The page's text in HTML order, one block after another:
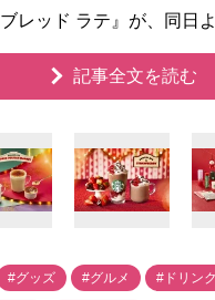
ブレッド ラテ』が、同日
記事全文を読む
#グッズ #グルメ #ドリンク